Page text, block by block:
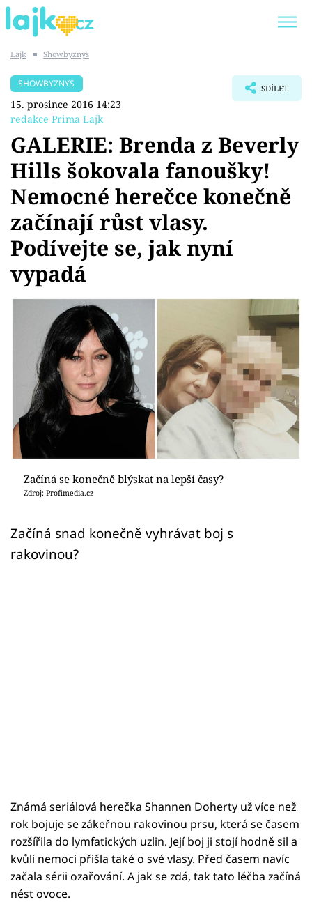
SHOPAHOLICADEL
Témata
Showbyznys
Youtubeři
Virály
Sex a vztahy
Videa
Sledujte prima+
Přihlášení
Sledujte nás
Lajk ■ Showbyznys
SHOWBYZNYS
15. prosince 2016 14:23
redakce Prima Lajk
SDÍLET
GALERIE: Brenda z Beverly
Hills šokovala fanoušky!
Nemocné herečce konečně
začínají růst vlasy.
Podívejte se, jak nyní
vypadá
Začíná se konečně blýskat na lepší časy?
Zdroj: Profimedia.cz
Začíná snad konečně vyhrávat boj s
rakovinou?
Známá seriálová herečka Shannen Doherty už více než
rok bojuje se zákeřnou rakovinou prsu, která se časem
rozšířila do lymfatických uzlin. Její boj ji stojí hodně sil a
kvůli nemoci přišla také o své vlasy. Před časem navíc
začala sérii ozařování. A jak se zdá, tak tato léčba začíná
nést ovoce.